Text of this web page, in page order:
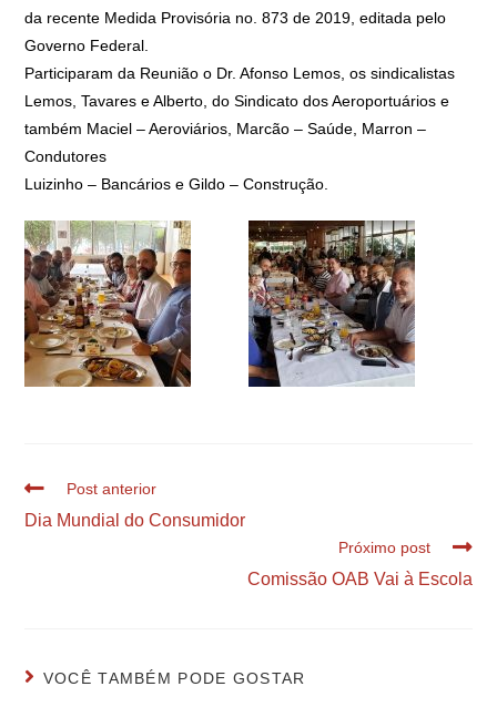
da recente Medida Provisória no. 873 de 2019, editada pelo
Governo Federal.
Participaram da Reunião o Dr. Afonso Lemos, os sindicalistas
Lemos, Tavares e Alberto, do Sindicato dos Aeroportuários e
também Maciel – Aeroviários, Marcão – Saúde, Marron –
Condutores
Luizinho – Bancários e Gildo – Construção.
Post anterior
Dia Mundial do Consumidor
Próximo post
Comissão OAB Vai à Escola
VOCÊ TAMBÉM PODE GOSTAR